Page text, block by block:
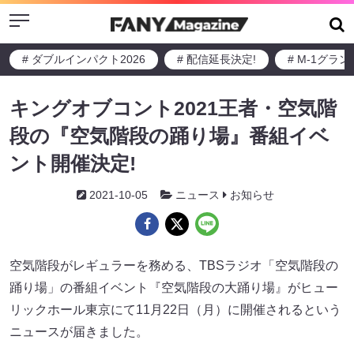
Menu
# ダブルインパクト2026 # 配信延長決定! # M-1グラン
キングオブコント2021王者・空気階
段の『空気階段の踊り場』番組イベ
ント開催決定!
2021-10-05 ニュース お知らせ
空気階段がレギュラーを務める、TBSラジオ「空気階段の
踊り場」の番組イベント『空気階段の大踊り場』がヒュー
リックホール東京にて11月22日（月）に開催されるという
ニュースが届きました。